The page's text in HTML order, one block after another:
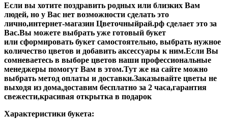
Если вы хотите поздравить родных или близких Вам
людей, но у Вас нет возможности сделать это
лично,интернет-магазин Цветочныйрай.рф сделает это за
Вас.Вы можете выбрать уже готовый букет
или сформировать букет самостоятельно, выбрать нужное
количество цветов и добавить аксессуары к ним.Если Вы
сомневаетесь в выборе цветов наши профессиональные
менеджеры помогут Вам в этом.Тут же на сайте можно
выбрать метод оплаты и доставки.Заказывайте цветы не
выходя из дома,доставим бесплатно за 2 часа,гарантия
свежести,красивая открытка в подарок
Характеристики букета: